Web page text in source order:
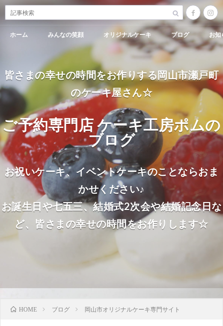
ホーム みんなの笑顔 オリジナルケーキ ブログ お知
皆さまの幸せの時間をお作りする岡山市瀬戸町
のケーキ屋さん☆
ご予約専門店 ケーキ工房ポムの
ブログ
お祝いケーキ、イベントケーキのことならおま
かせください♪
お誕生日や七五三、結婚式2次会や結婚記念日な
ど、皆さまの幸せの時間をお作りします☆
HOME ブログ 岡山市オリジナルケーキ専門サイト